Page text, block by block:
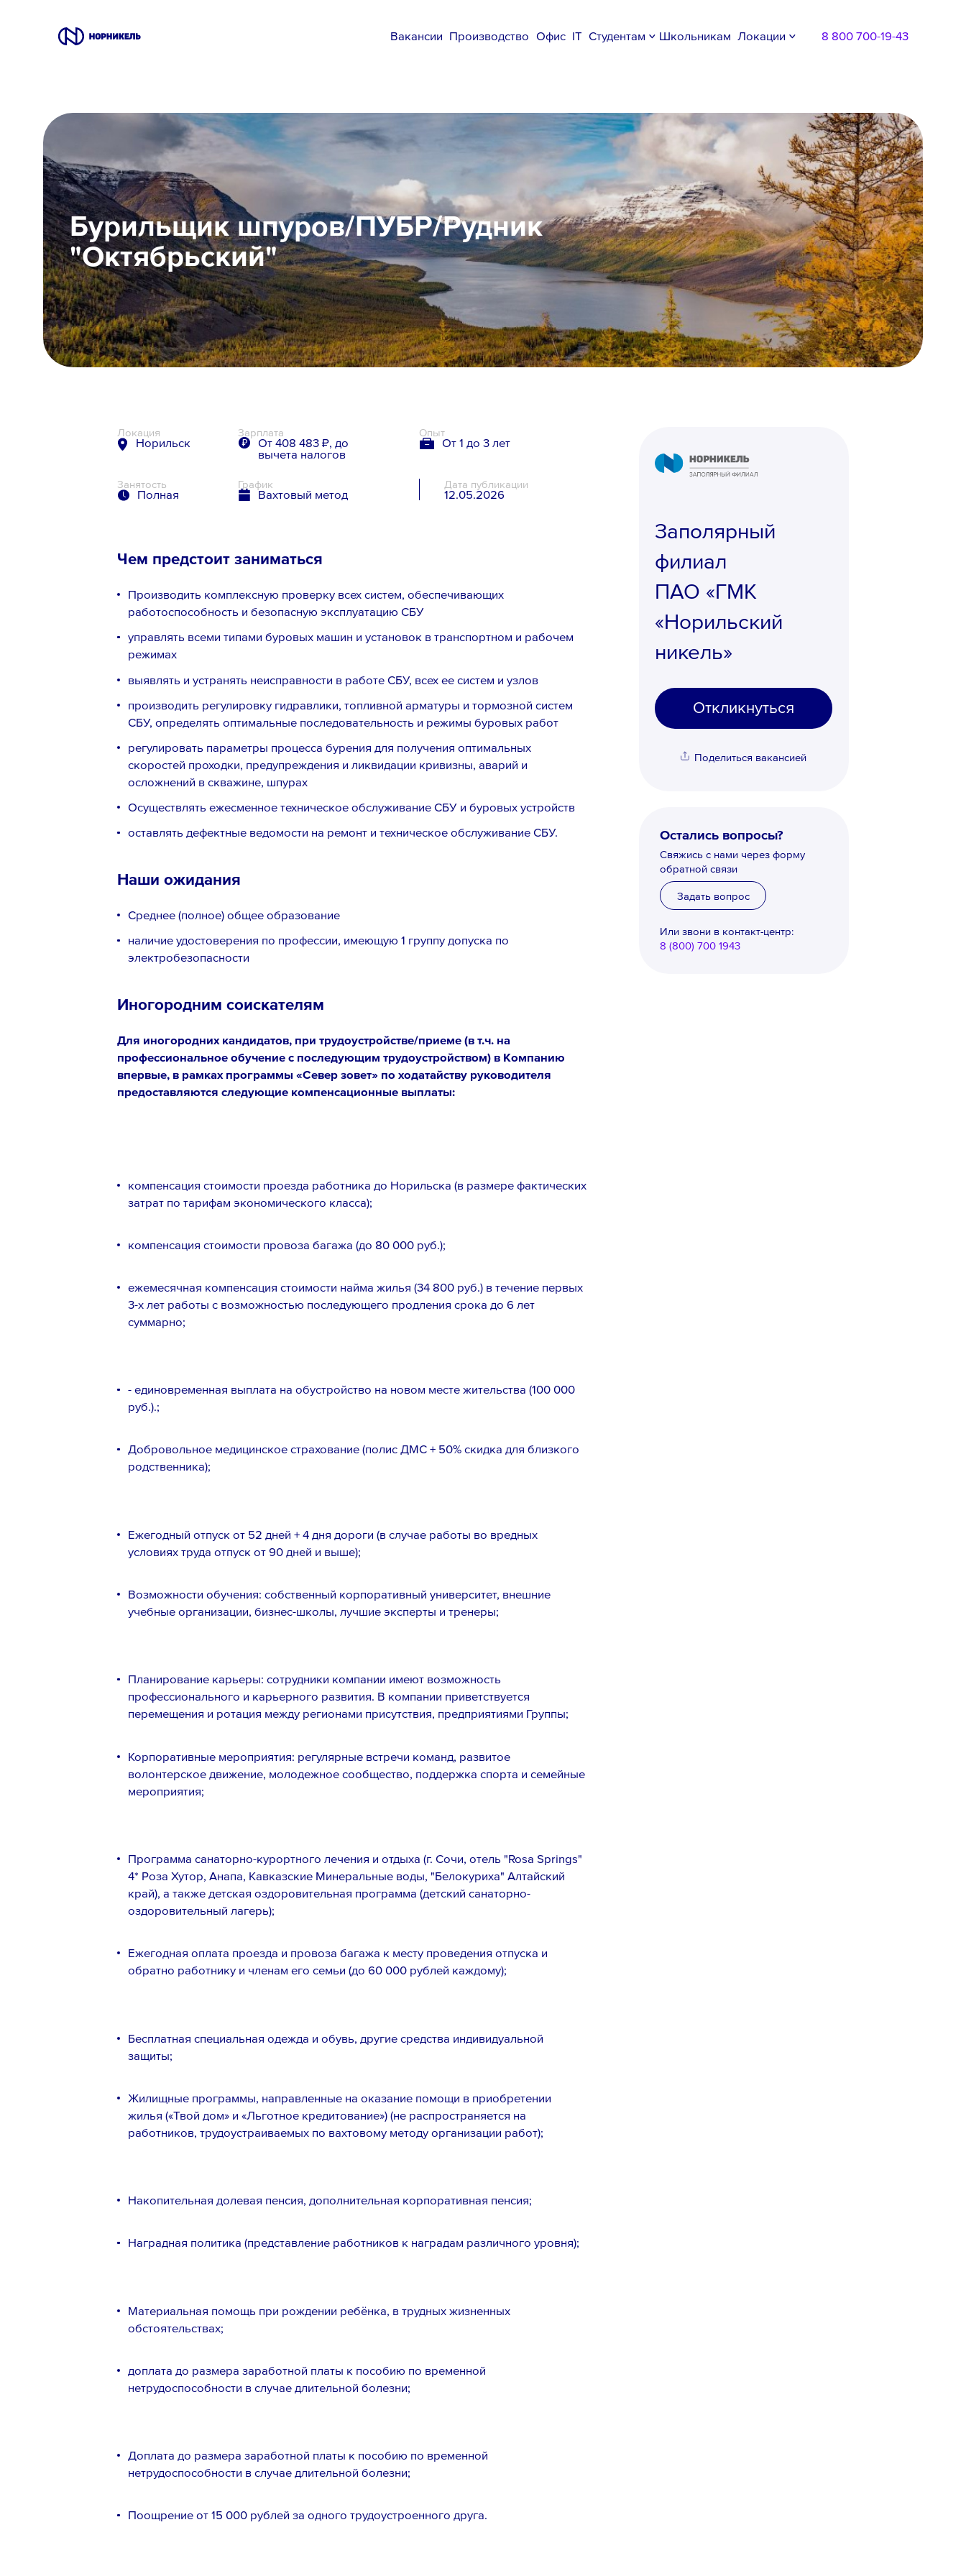
Вакансии Производство Офис IT Студентам Школьникам Локации 8 800 700-19-43
Производство
Офис
Студентам
Школьникам
Локации
8 800 700-19-43
Бурильщик шпуров/ПУБР/Рудник
"Октябрьский"
Локация
Норильск
Зарплата
От 408 483 ₽, до
вычета налогов
Опыт
От 1 до 3 лет
Занятость
Полная
График
Вахтовый метод
Дата публикации
12.05.2026
Чем предстоит заниматься
Производить комплексную проверку всех систем, обеспечивающих
работоспособность и безопасную эксплуатацию СБУ
управлять всеми типами буровых машин и установок в транспортном и рабочем
режимах
выявлять и устранять неисправности в работе СБУ, всех ее систем и узлов
производить регулировку гидравлики, топливной арматуры и тормозной систем
СБУ, определять оптимальные последовательность и режимы буровых работ
регулировать параметры процесса бурения для получения оптимальных
скоростей проходки, предупреждения и ликвидации кривизны, аварий и
осложнений в скважине, шпурах
Осуществлять ежесменное техническое обслуживание СБУ и буровых устройств
оставлять дефектные ведомости на ремонт и техническое обслуживание СБУ.
Наши ожидания
Среднее (полное) общее образование
наличие удостоверения по профессии, имеющую 1 группу допуска по
электробезопасности
Иногородним соискателям
Для иногородних кандидатов, при трудоустройстве/приеме (в т.ч. на
профессиональное обучение с последующим трудоустройством) в Компанию
впервые, в рамках программы «Север зовет» по ходатайству руководителя
предоставляются следующие компенсационные выплаты:
компенсация стоимости проезда работника до Норильска (в размере фактических
затрат по тарифам экономического класса);
компенсация стоимости провоза багажа (до 80 000 руб.);
ежемесячная компенсация стоимости найма жилья (34 800 руб.) в течение первых
3-х лет работы с возможностью последующего продления срока до 6 лет
суммарно;
- единовременная выплата на обустройство на новом месте жительства (100 000
руб.).;
Добровольное медицинское страхование (полис ДМС + 50% скидка для близкого
родственника);
Ежегодный отпуск от 52 дней + 4 дня дороги (в случае работы во вредных
условиях труда отпуск от 90 дней и выше);
Возможности обучения: собственный корпоративный университет, внешние
учебные организации, бизнес-школы, лучшие эксперты и тренеры;
Планирование карьеры: сотрудники компании имеют возможность
профессионального и карьерного развития. В компании приветствуется
перемещения и ротация между регионами присутствия, предприятиями Группы;
Корпоративные мероприятия: регулярные встречи команд, развитое
волонтерское движение, молодежное сообщество, поддержка спорта и семейные
мероприятия;
Программа санаторно-курортного лечения и отдыха (г. Сочи, отель "Rosa Springs"
4* Роза Хутор, Анапа, Кавказские Минеральные воды, "Белокуриха" Алтайский
край), а также детская оздоровительная программа (детский санаторно-
оздоровительный лагерь);
Ежегодная оплата проезда и провоза багажа к месту проведения отпуска и
обратно работнику и членам его семьи (до 60 000 рублей каждому);
Бесплатная специальная одежда и обувь, другие средства индивидуальной
защиты;
Жилищные программы, направленные на оказание помощи в приобретении
жилья («Твой дом» и «Льготное кредитование») (не распространяется на
работников, трудоустраиваемых по вахтовому методу организации работ);
Накопительная долевая пенсия, дополнительная корпоративная пенсия;
Наградная политика (представление работников к наградам различного уровня);
Материальная помощь при рождении ребёнка, в трудных жизненных
обстоятельствах;
доплата до размера заработной платы к пособию по временной
нетрудоспособности в случае длительной болезни;
Доплата до размера заработной платы к пособию по временной
нетрудоспособности в случае длительной болезни;
Поощрение от 15 000 рублей за одного трудоустроенного друга.
Заполярный
филиал
ПАО «ГМК
«Норильский
никель»
Откликнуться
Поделиться вакансией
Остались вопросы?
Свяжись с нами через форму
обратной связи
Задать вопрос
Или звони в контакт-центр:
8 (800) 700 1943
Вопрос *
Ознакомлен сПолитикой конфиденциальности,
персональных данных